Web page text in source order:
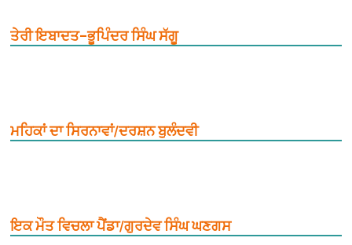
ਤੇਰੀ ਇਬਾਦਤ–ਭੂਪਿੰਦਰ ਸਿੰਘ ਸੱਗੂ
ਮਹਿਕਾਂ ਦਾ ਸਿਰਨਾਵਾਂ/ਦਰਸ਼ਨ ਬੁਲੰਦਵੀ
ਇਕ ਮੌਤ ਵਿਚਲਾ ਪੈਂਡਾ/ਗੁਰਦੇਵ ਸਿੰਘ ਘਣਗਸ